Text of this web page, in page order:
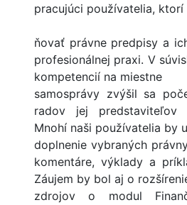
pracujúci používatelia,
ňovať právne predpisy a
profesionálnej praxi. V
kompetencií na miestne
samosprávy zvýšil sa
radov jej predstaviteľov
Mnohí naši používatelia by
doplnenie vybraných
komentáre, výklady a
Záujem by bol aj o
zdrojov o modul